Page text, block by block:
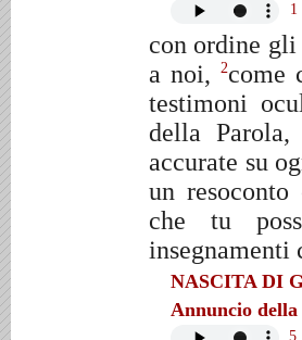
1
con ordine
a noi,
2come
testimoni
della
accurate su
un
che tu
insegnamenti
NASCITA DI
Annuncio
5